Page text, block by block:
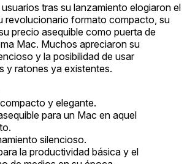
tras su lanzamiento elogiaron el
revolucionario formato compacto, su
precio asequible como puerta de
Mac. Muchos apreciaron su
y la posibilidad de usar
y ratones ya existentes.
y elegante.
para un Mac en aquel
silencioso.
la productividad básica y el